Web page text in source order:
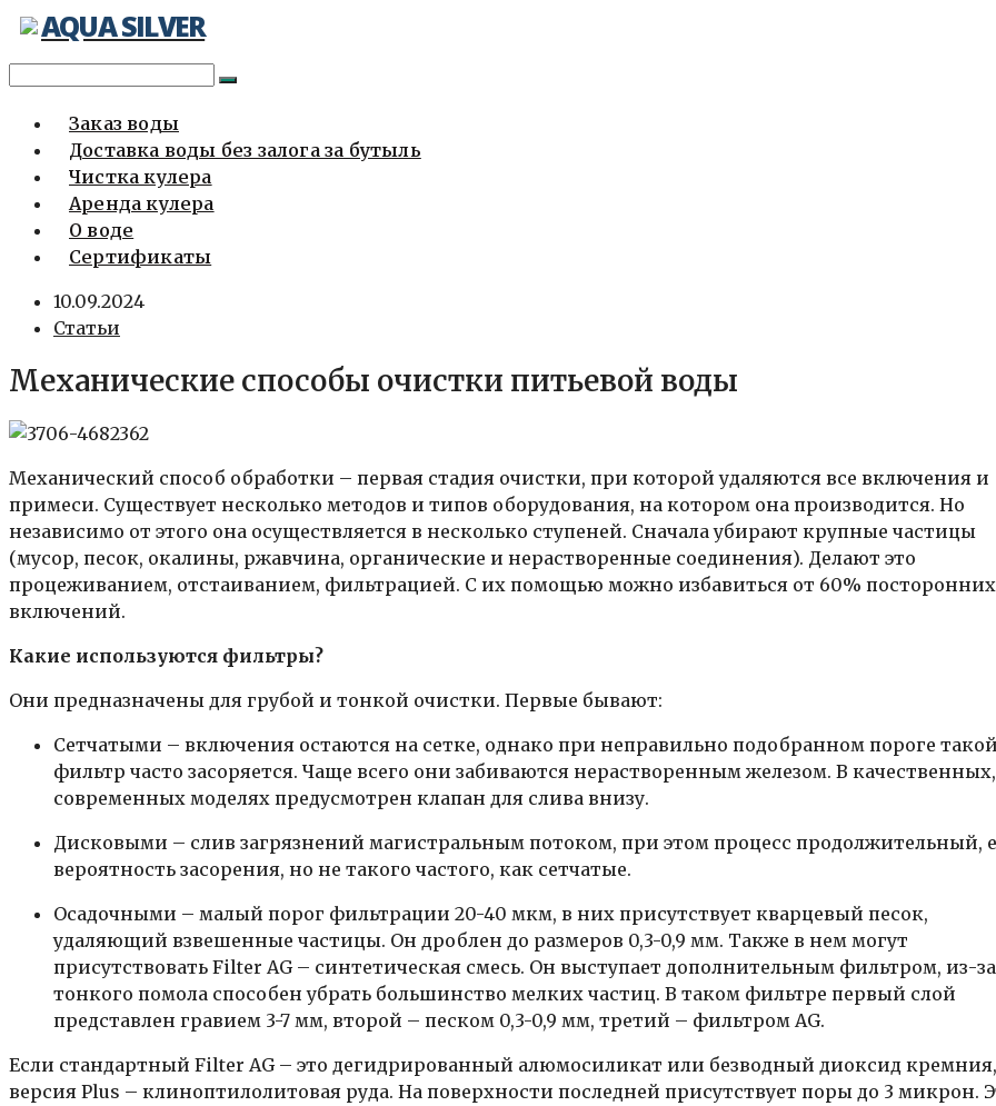
Перейти
AQUA SILVER
Заказ воды
Доставка воды без залога за бутыль
Чистка кулера
Аренда кулера
О воде
Сертификаты
10.09.2024
Статьи
Механические способы очистки питьевой воды
Механический способ обработки – первая стадия очистки, при которой удаляются все включения и
примеси. Существует несколько методов и типов оборудования, на котором она производится. Но
независимо от этого она осуществляется в несколько ступеней. Сначала убирают крупные частицы
(мусор, песок, окалины, ржавчина, органические и нерастворенные соединения). Делают это
процеживанием, отстаиванием, фильтрацией. С их помощью можно избавиться от 60% посторонних
включений.
Какие используются фильтры?
Они предназначены для грубой и тонкой очистки. Первые бывают:
Сетчатыми – включения остаются на сетке, однако при неправильно подобранном пороге такой
фильтр часто засоряется. Чаще всего они забиваются нерастворенным железом. В качественных,
современных моделях предусмотрен клапан для слива внизу.
Дисковыми – слив загрязнений магистральным потоком, при этом процесс продолжительный,
вероятность засорения, но не такого частого, как сетчатые.
Осадочными – малый порог фильтрации 20-40 мкм, в них присутствует кварцевый песок,
удаляющий взвешенные частицы. Он дроблен до размеров 0,3-0,9 мм. Также в нем могут
присутствовать Filter AG – синтетическая смесь. Он выступает дополнительным фильтром, из-за
тонкого помола способен убрать большинство мелких частиц. В таком фильтре первый слой
представлен гравием 3-7 мм, второй – песком 0,3-0,9 мм, третий – фильтром AG.
Если стандартный Filter AG – это дегидрированный алюмосиликат или безводный диоксид
версия Plus – клиноптилолитовая руда. На поверхности последней присутствует поры до 3 микрон.